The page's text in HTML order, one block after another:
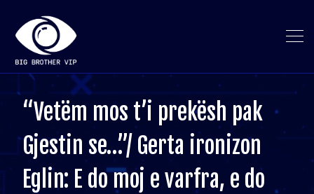
“Vetëm mos t’i prekësh pak
Gjestin se…”/ Gerta ironizon
Eglin: E do moj e varfra, e do